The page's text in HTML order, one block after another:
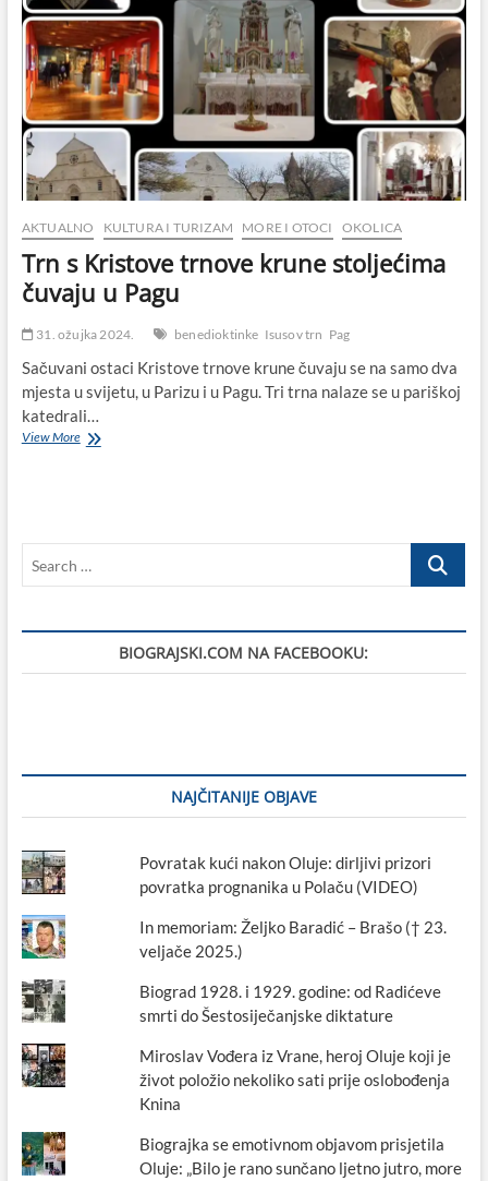
AKTUALNO KULTURA I TURIZAM MORE I OTOCI OKOLICA
Trn s Kristove trnove krune stoljećima
čuvaju u Pagu
31. ožujka 2024. benedioktinke Isusov trn Pag
Sačuvani ostaci Kristove trnove krune čuvaju se na samo dva
mjesta u svijetu, u Parizu i u Pagu. Tri trna nalaze se u pariškoj
katedrali…
View MoreTrn
u
Search
BIOGRAJSKI.COM NA FACEBOOKU:
NAJČITANIJE OBJAVE
Povratak kući nakon Oluje: dirljivi prizori
povratka prognanika u Polaču (VIDEO)
In memoriam: Željko Baradić – Brašo († 23.
veljače 2025.)
Biograd 1928. i 1929. godine: od Radićeve
smrti do Šestosiječanjske diktature
Miroslav Vođera iz Vrane, heroj Oluje koji je
život položio nekoliko sati prije oslobođenja
Knina
Biograjka se emotivnom objavom prisjetila
Oluje: „Bilo je rano sunčano ljetno jutro, more